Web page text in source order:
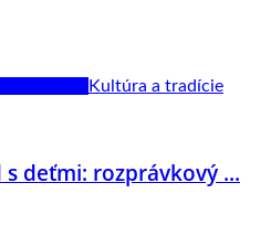
Kultúra a tradície
deťmi: rozprávkový ...